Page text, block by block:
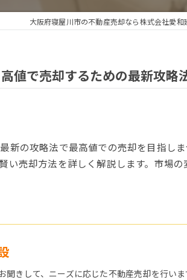
大阪府寝屋川市の不動産売却なら株式会社愛和
値で売却するための最新攻略
新の攻略法で最高値での売却を目指し
い売却方法を詳しく解説します。市場
聞きして、ニーズに応じた不動産売却を行い